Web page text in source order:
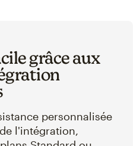
grâce aux
personnalisée
l'intégration,